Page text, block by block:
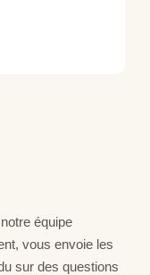
équipe
vous envoie les
sur des questions